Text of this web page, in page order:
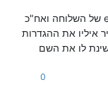
אם זה אכן כך תנסה לשנות את השם של קובץ ext של השלוחה ואח"כ
איליו את ההגדרות
לו את השם
0